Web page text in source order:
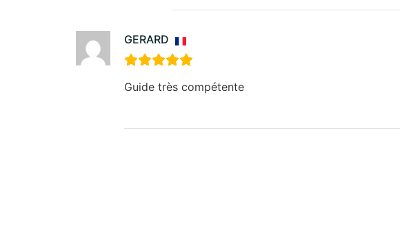
GERARD
Guide très compétente